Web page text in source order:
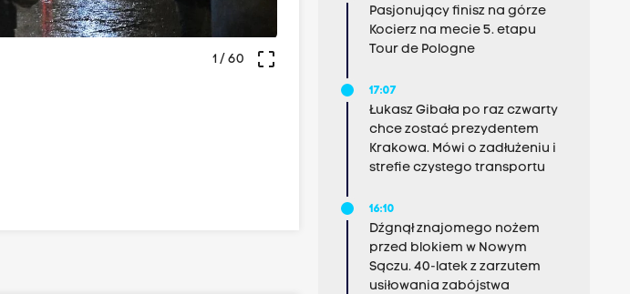
crop_free
1/ 60
Pasjonujący finisz na górze
Kocierz na mecie 5. etapu
Tour de Pologne
17:07
Łukasz Gibała po raz czwarty
chce zostać prezydentem
Krakowa. Mówi o zadłużeniu i
strefie czystego transportu
16:10
Dźgnął znajomego nożem
przed blokiem w Nowym
Sączu. 40-latek z zarzutem
usiłowania zabójstwa